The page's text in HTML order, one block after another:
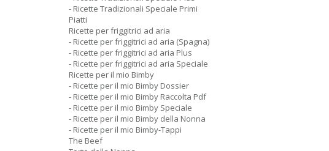
- Ricette Tradizionali Speciale Primi
Piatti
Ricette per friggitrici ad aria
- Ricette per friggitrici ad aria (Spagna)
- Ricette per friggitrici ad aria Plus
- Ricette per friggitrici ad aria Speciale
Ricette per il mio Bimby
- Ricette per il mio Bimby Dossier
- Ricette per il mio Bimby Raccolta Pdf
- Ricette per il mio Bimby Speciale
- Ricette per il mio Bimby della Nonna
- Ricette per il mio Bimby-Tappi
The Beef